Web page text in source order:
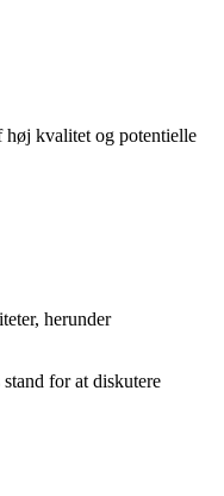
høj kvalitet og potentielle
herunder
for at diskutere